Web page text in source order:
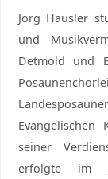
Jörg Häusler
und
Detmold und
seiner
erfolgte im